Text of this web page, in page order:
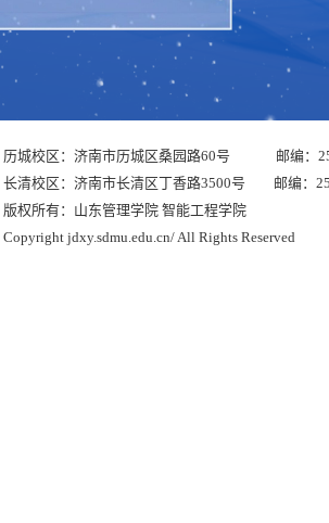
历城校区：济南市历城区桑园路60号 邮编：
长清校区：济南市长清区丁香路3500号 邮编：
版权所有：山东管理学院 智能工程学院
Copyright jdxy.sdmu.edu.cn/ All Rights Reserved